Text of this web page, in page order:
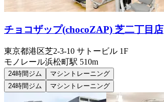
チョコザップ(chocoZAP) 芝二丁目店
東京都港区芝2-3-10 サトービル 1F
モノレール浜松町駅 510m
24時間ジム
マシントレーニング
24時間ジム
マシントレーニング